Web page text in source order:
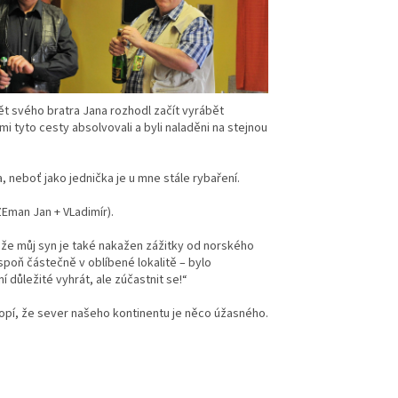
svého bratra Jana rozhodl začít vyrábět
tyto cesty absolvovali a byli naladěni na stejnou
jako jednička je u mne stále rybaření.
Jan + VLadimír).
můj syn je také nakažen zážitky od norského
částečně v oblíbené lokalitě – bylo
důležité vyhrát, ale zúčastnit se!“
že sever našeho kontinentu je něco úžasného.